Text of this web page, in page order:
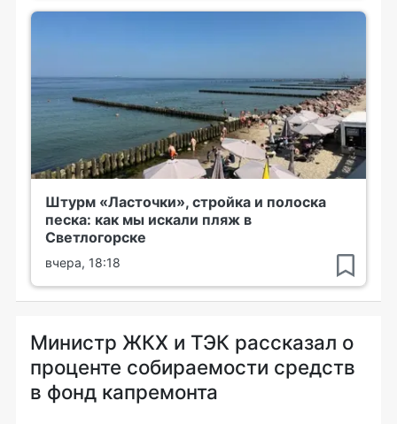
Штурм «Ласточки», стройка и полоска
песка: как мы искали пляж в
Светлогорске
вчера, 18:18
Министр ЖКХ и ТЭК рассказал о
проценте собираемости средств
в фонд капремонта